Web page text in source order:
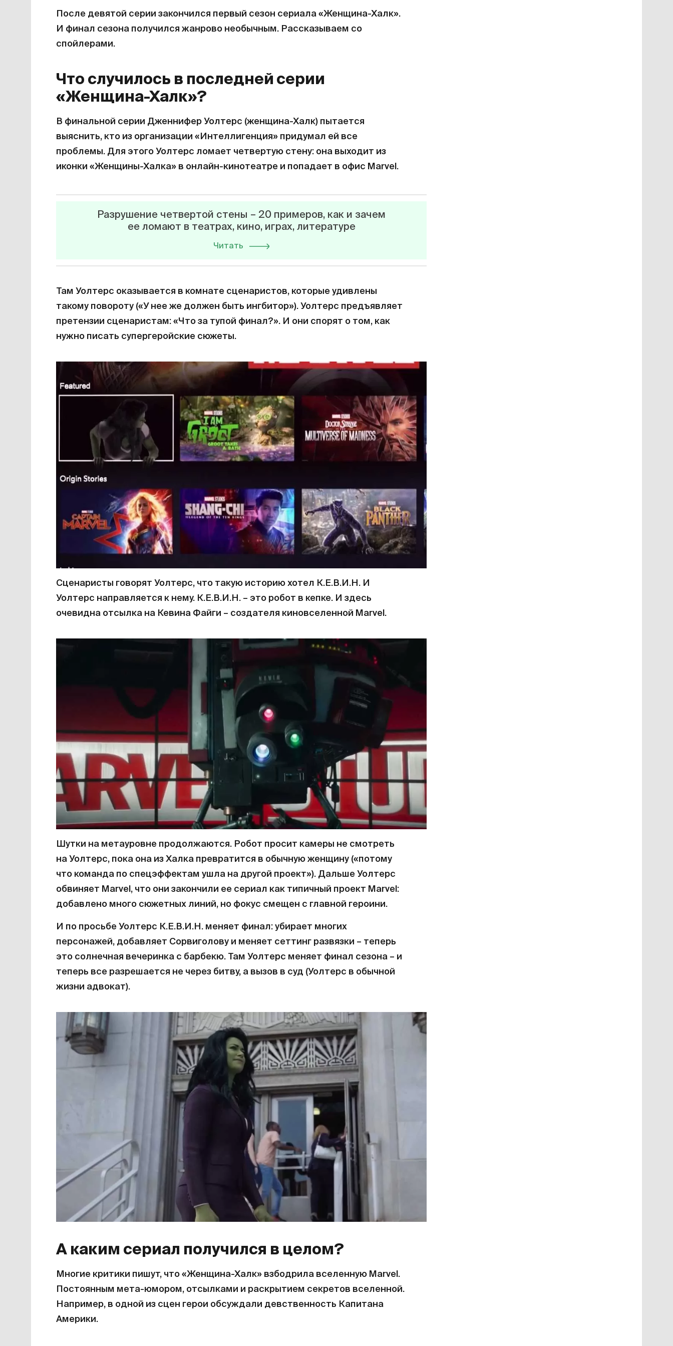
После девятой серии закончился первый сезон сериала «Женщина-Халк».
И финал сезона получился жанрово необычным. Рассказываем со
спойлерами.
Что случилось в последней серии
«Женщина-Халк»?
В финальной серии Дженнифер Уолтерс (женщина-Халк) пытается
выяснить, кто из организации «Интеллигенция» придумал ей все
проблемы. Для этого Уолтерс ломает четвертую стену: она выходит из
иконки «Женщины-Халка» в онлайн-кинотеатре и попадает в офис Marvel.
Разрушение четвертой стены – 20 примеров, как и зачем
ее ломают в театрах, кино, играх, литературе
Читать
Там Уолтерс оказывается в комнате сценаристов, которые удивлены
такому повороту («У нее же должен быть ингбитор»). Уолтерс предъявляет
претензии сценаристам: «Что за тупой финал?». И они спорят о том, как
нужно писать супергеройские сюжеты.
Сценаристы говорят Уолтерс, что такую историю хотел К.Е.В.И.Н. И
Уолтерс направляется к нему. К.Е.В.И.Н. – это робот в кепке. И здесь
очевидна отсылка на Кевина Файги – создателя киновселенной Marvel.
Шутки на метауровне продолжаются. Робот просит камеры не смотреть
на Уолтерс, пока она из Халка превратится в обычную женщину («потому
что команда по спецэффектам ушла на другой проект»). Дальше Уолтерс
обвиняет Marvel, что они закончили ее сериал как типичный проект Marvel:
добавлено много сюжетных линий, но фокус смещен с главной героини.
И по просьбе Уолтерс К.Е.В.И.Н. меняет финал: убирает многих
персонажей, добавляет Сорвиголову и меняет сеттинг развязки – теперь
это солнечная вечеринка с барбекю. Там Уолтерс меняет финал сезона – и
теперь все разрешается не через битву, а вызов в суд (Уолтерс в обычной
жизни адвокат).
А каким сериал получился в целом?
Многие критики пишут, что «Женщина-Халк» взбодрила вселенную Marvel.
Постоянным мета-юмором, отсылками и раскрытием секретов вселенной.
Например, в одной из сцен герои обсуждали девственность Капитана
Америки.